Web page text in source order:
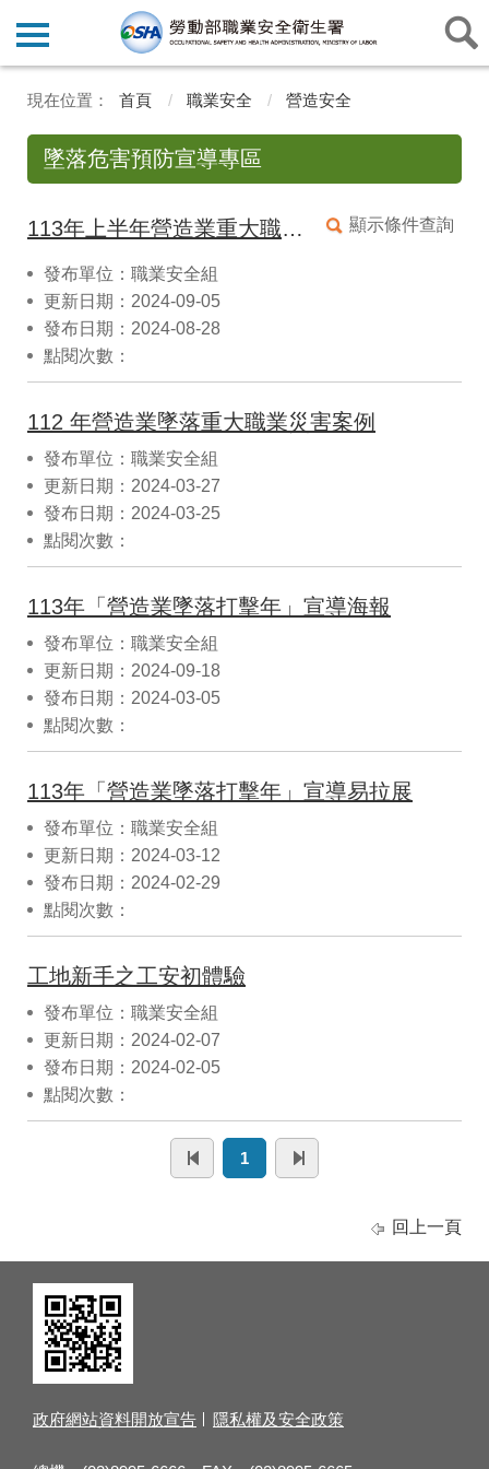
首頁 職業安全 營造安全
墜落危害預防宣導專區
顯示條件查詢
113年上半年營造業重大職災分析，提供營造事業單位辦理宣導及加強工地墜落預防管理
發布單位：職業安全組
更新日期：2024-09-05
發布日期：2024-08-28
點閱次數：
112 年營造業墜落重大職業災害案例
發布單位：職業安全組
更新日期：2024-03-27
發布日期：2024-03-25
點閱次數：
113年「營造業墜落打擊年」宣導海報
發布單位：職業安全組
更新日期：2024-09-18
發布日期：2024-03-05
點閱次數：
113年「營造業墜落打擊年」宣導易拉展
發布單位：職業安全組
更新日期：2024-03-12
發布日期：2024-02-29
點閱次數：
工地新手之工安初體驗
發布單位：職業安全組
更新日期：2024-02-07
發布日期：2024-02-05
點閱次數：
1
回上一頁
政府網站資料開放宣告 隱私權及安全政策